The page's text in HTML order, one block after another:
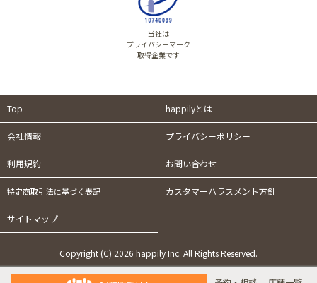
当社は
プライバシーマーク
取得企業です
Top happilyとは
会社情報 プライバシーポリシー
利用規約 お問い合わせ
特定商取引法に基づく表記 カスタマーハラスメント方針
サイトマップ
Copyright (C) 2026 happily Inc. All Rights Reserved.